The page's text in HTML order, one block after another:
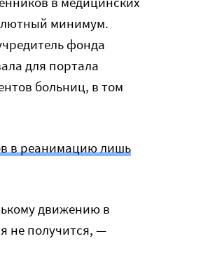
минимум.
фонда
для портала
больниц, в том
в реанимацию лишь
движению в
не получится, —